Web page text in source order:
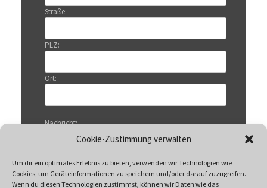
Cookie-Zustimmung verwalten
Um dir ein optimales Erlebnis zu bieten, verwenden wir Technologien wie
Cookies, um Geräteinformationen zu speichern und/oder darauf zuzugreifen.
Wenn du diesen Technologien zustimmst, können wir Daten wie das
Straße:
PLZ:
Ort:
Nachricht: